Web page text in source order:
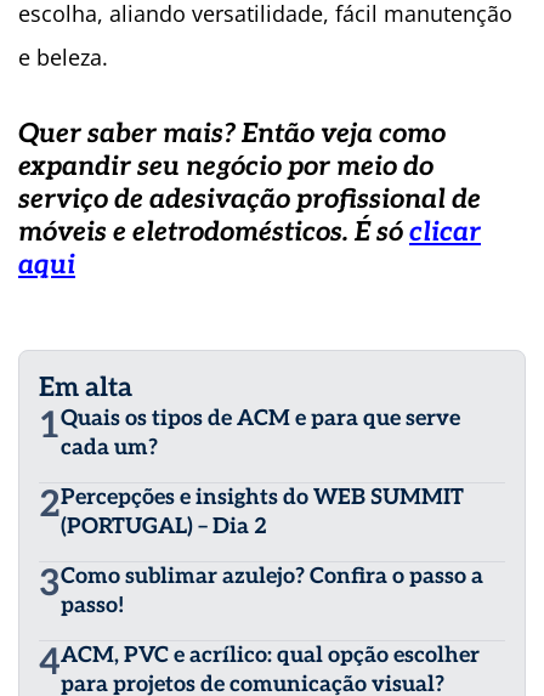
escolha, aliando versatilidade, fácil manutenção
e beleza.
Quer saber mais? Então veja como
expandir seu negócio por meio do
serviço de adesivação profissional de
móveis e eletrodomésticos. É sóclicar
aqui
Em alta
1Quais os tipos de ACM e para que serve
cada um?
2Percepções e insights do WEB SUMMIT
(PORTUGAL) – Dia 2
3Como sublimar azulejo? Confira o passo a
passo!
4ACM, PVC e acrílico: qual opção escolher
para projetos de comunicação visual?